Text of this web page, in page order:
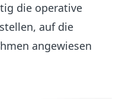
die operative
auf die
angewiesen